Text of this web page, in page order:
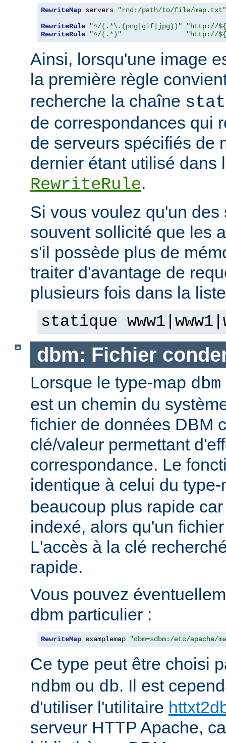
RewriteMap servers
"rnd:/path/to/file/map.txt"
RewriteRule
"^/(.*\.(png|gif|jpg))"
"http://
RewriteRule
"^/(.*)" "http://
Ainsi, lorsqu'une image
la première règle
recherche la chaîne
de correspondances qui
de serveurs spécifiés de
dernier étant utilisé dans
RewriteRule.
Si vous voulez qu'un
souvent sollicité que les
s'il possède plus de
traiter d'avantage de
plusieurs fois dans la
statique
dbm: Fichier
Lorsque le type-map dbm
est un chemin du
fichier de données DBM
clé/valeur permettant
correspondance. Le
identique à celui du
beaucoup plus rapide
indexé, alors qu'un
L'accès à la clé
rapide.
Vous pouvez
dbm particulier :
RewriteMap examplemap "dbm=sdbm:/etc/apache/
Ce type peut être choisi
ndbm ou db. Il est
d'utiliser l'utilitaire
serveur HTTP Apache,